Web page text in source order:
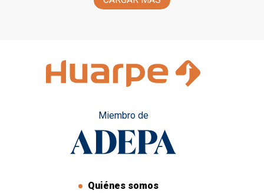
Miembro de
Quiénes somos